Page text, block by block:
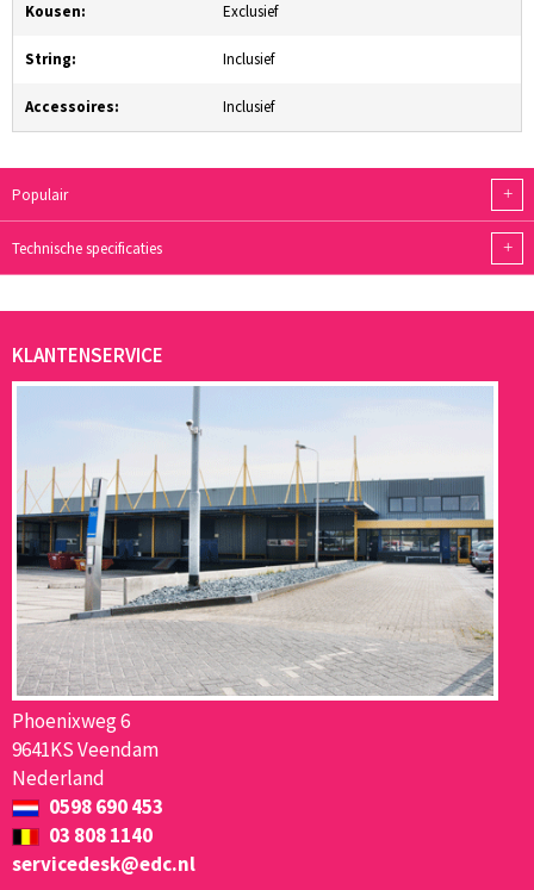
Kousen: Exclusief
String: Inclusief
Accessoires: Inclusief
Populair +
Technische specificaties +
KLANTENSERVICE
Phoenixweg 6
9641KS Veendam
Nederland
0598 690 453
03 808 1140
servicedesk@edc.nl